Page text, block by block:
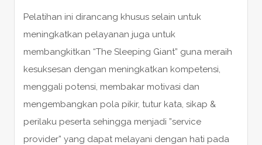
Pelatihan ini dirancang khusus selain untuk
meningkatkan pelayanan juga untuk
membangkitkan “The Sleeping Giant” guna meraih
kesuksesan dengan meningkatkan kompetensi,
menggali potensi, membakar motivasi dan
mengembangkan pola pikir, tutur kata, sikap &
perilaku peserta sehingga menjadi ”service
provider” yang dapat melayani dengan hati pada